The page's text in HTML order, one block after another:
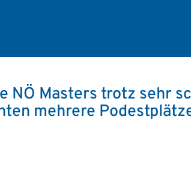
NÖ Masters trotz sehr
mehrere